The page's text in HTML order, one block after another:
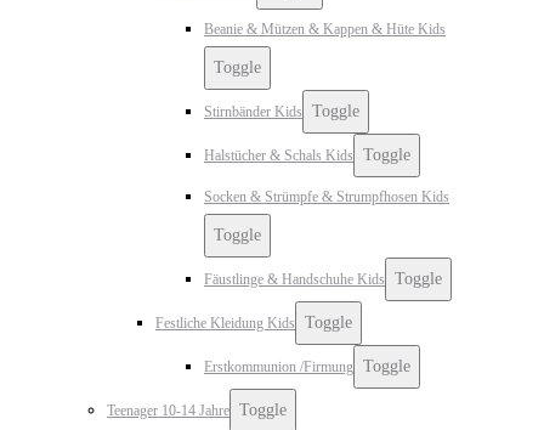
Beanie & Mützen & Kappen & Hüte Kids
Toggle
Stirnbänder Kids Toggle
Halstücher & Schals Kids Toggle
Socken & Strümpfe & Strumpfhosen Kids
Toggle
Fäustlinge & Handschuhe Kids Toggle
Festliche Kleidung Kids Toggle
Erstkommunion /Firmung Toggle
Teenager 10-14 Jahre Toggle